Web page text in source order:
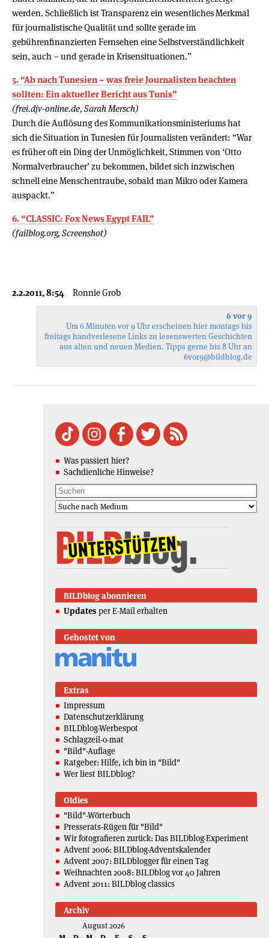
werden. Schließlich ist Transparenz ein wesentliches Merkmal
für journalistische Qualität und sollte gerade im
gebührenfinanzierten Fernsehen eine Selbstverständlichkeit
sein, auch – und gerade in Krisensituationen.”
5. “Ab nach Tunesien – was freie Journalisten beachten
sollten: Ein aktueller Bericht aus Tunis”
(frei.djv-online.de, Sarah Mersch)
Durch die Auflösung des Kommunikationsministeriums hat
sich die Situation in Tunesien für Journalisten verändert: “War
es früher oft ein Ding der Unmöglichkeit, Stimmen von ‘Otto
Normalverbraucher’ zu bekommen, bildet sich inzwischen
schnell eine Menschentraube, sobald man Mikro oder Kamera
auspackt.”
6. “CLASSIC: Fox News Egypt FAIL”
(failblog.org, Screenshot)
2.2.2011, 8:54 Ronnie Grob
6 vor 9
Um 6 Minuten vor 9 Uhr erscheinen hier montags bis
freitags handverlesene Links zu lesenswerten Geschichten
aus alten und neuen Medien. Tipps gerne bis 8 Uhr an
6vor9@bildblog.de
Was passiert hier?
Sachdienliche Hinweise?
BILDblog abonnieren
Updates per E-Mail erhalten
Gehostet von
Extras
Impressum
Datenschutzerklärung
BILDblog-Werbespot
Schlagzeil-o-mat
"Bild"-Auflage
Ratgeber: Hilfe, ich bin in "Bild"
Wer liest BILDblog?
Oldies
"Bild"-Wörterbuch
Presserats-Rügen für "Bild"
Wir fotografieren zurück: Das BILDblog-Experiment
Advent 2006: BILDblog-Adventskalender
Advent 2007: BILDblogger für einen Tag
Weihnachten 2008: BILDblog vor 40 Jahren
Advent 2011: BILDblog classics
Archiv
August 2026